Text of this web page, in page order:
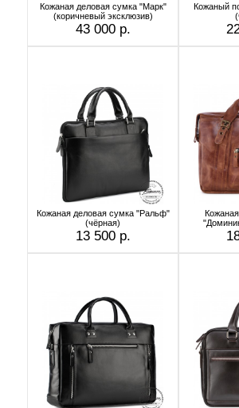
Кожаная деловая сумка "Марк"
(коричневый эксклюзив)
43 000 р.
Кожаный
Кожаная деловая сумка "Ральф"
(чёрная)
13 500 р.